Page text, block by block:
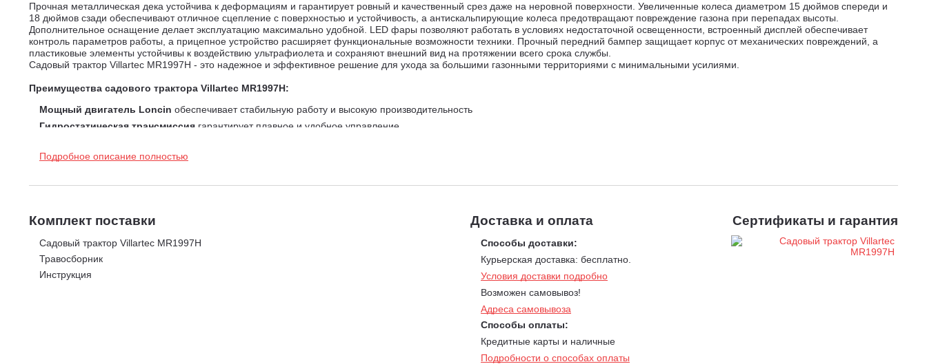
Прочная металлическая дека устойчива к деформациям и гарантирует ровный и качественный срез даже на неровной поверхности. Увеличенные колеса диаметром 15 дюймов спереди и
18 дюймов сзади обеспечивают отличное сцепление с поверхностью и устойчивость, а антискальпирующие колеса предотвращают повреждение газона при перепадах высоты.
Дополнительное оснащение делает эксплуатацию максимально удобной. LED фары позволяют работать в условиях недостаточной освещенности, встроенный дисплей обеспечивает
контроль параметров работы, а прицепное устройство расширяет функциональные возможности техники. Прочный передний бампер защищает корпус от механических повреждений, а
пластиковые элементы устойчивы к воздействию ультрафиолета и сохраняют внешний вид на протяжении всего срока службы.
Садовый трактор Villartec MR1997H - это надежное и эффективное решение для ухода за большими газонными территориями с минимальными усилиями.
Преимущества садового трактора Villartec MR1997H:
Мощный двигатель Loncin обеспечивает стабильную работу и высокую производительность
Гидростатическая трансмиссия гарантирует плавное и удобное управление
Вместительный травосборник
Дополнительное оснащение
Защитный бамперснижает риск повреждений корпуса
Комфорт эксплуатации
Подробное описание полностью
Комплект поставки
Садовый трактор Villartec MR1997H
Травосборник
Инструкция
Доставка и оплата
Способы доставки:
Курьерская доставка: бесплатно.
Условия доставки подробно
Возможен самовывоз!
Адреса самовывоза
Способы оплаты:
Кредитные карты и наличные
Подробности о способах оплаты
Сертификаты и гарантия